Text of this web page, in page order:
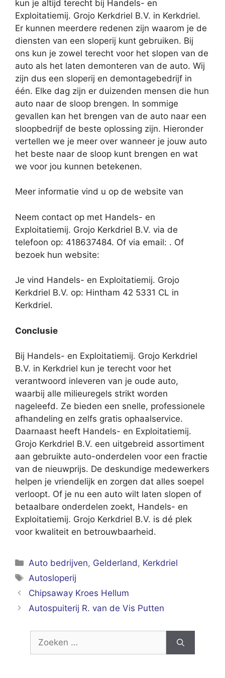
kun je altijd terecht bij Handels- en
Exploitatiemij. Grojo Kerkdriel B.V. in Kerkdriel.
Er kunnen meerdere redenen zijn waarom je de
diensten van een sloperij kunt gebruiken. Bij
ons kun je zowel terecht voor het slopen van de
auto als het laten demonteren van de auto. Wij
zijn dus een sloperij en demontagebedrijf in
één. Elke dag zijn er duizenden mensen die hun
auto naar de sloop brengen. In sommige
gevallen kan het brengen van de auto naar een
sloopbedrijf de beste oplossing zijn. Hieronder
vertellen we je meer over wanneer je jouw auto
het beste naar de sloop kunt brengen en wat
we voor jou kunnen betekenen.
Meer informatie vind u op de website van
Neem contact op met Handels- en
Exploitatiemij. Grojo Kerkdriel B.V. via de
telefoon op: 418637484. Of via email: . Of
bezoek hun website:
Je vind Handels- en Exploitatiemij. Grojo
Kerkdriel B.V. op: Hintham 42 5331 CL in
Kerkdriel.
Conclusie
Bij Handels- en Exploitatiemij. Grojo Kerkdriel
B.V. in Kerkdriel kun je terecht voor het
verantwoord inleveren van je oude auto,
waarbij alle milieuregels strikt worden
nageleefd. Ze bieden een snelle, professionele
afhandeling en zelfs gratis ophaalservice.
Daarnaast heeft Handels- en Exploitatiemij.
Grojo Kerkdriel B.V. een uitgebreid assortiment
aan gebruikte auto-onderdelen voor een fractie
van de nieuwprijs. De deskundige medewerkers
helpen je vriendelijk en zorgen dat alles soepel
verloopt. Of je nu een auto wilt laten slopen of
betaalbare onderdelen zoekt, Handels- en
Exploitatiemij. Grojo Kerkdriel B.V. is dé plek
voor kwaliteit en betrouwbaarheid.
Categorieën
Auto bedrijven, Gelderland, Kerkdriel
Tags
Autosloperij
Chipsaway Kroes Hellum
Autospuiterij R. van de Vis Putten
Zoek